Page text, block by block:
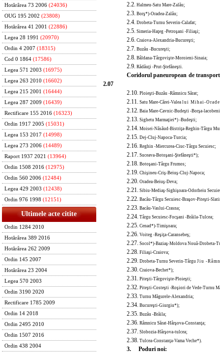
Hotărârea 73 2006 (24036)
OUG 195 2002 (23808)
Hotărârea 41 2001 (22886)
Legea 28 1991 (20970)
Ordin 4 2007 (18315)
Cod 0 1864 (17586)
Legea 571 2003 (16975)
Legea 263 2010 (16602)
Legea 215 2001 (16444)
Legea 287 2009 (16439)
Rectificare 155 2016 (16323)
Ordin 1917 2005 (15031)
Legea 153 2017 (14998)
Legea 273 2006 (14489)
Raport 1937 2021 (13964)
Ordin 1508 2016 (12975)
Ordin 560 2006 (12484)
Legea 429 2003 (12438)
Ordin 976 1998 (12151)
Ultimele acte citite
Ordin 1284 2010
Hotărârea 389 2016
Hotărârea 262 2009
Ordin 145 2007
Hotărârea 23 2004
Legea 570 2003
Ordin 3190 2020
Rectificare 1785 2009
Ordin 14 2018
Ordin 2495 2010
Ordin 1507 2016
Ordin 438 2004
2.2. Halmeu-Satu Mare-Zalău;
2.3. Borş*)-Oradea-Zalău;
2.4. Drobeta-Turnu Severin-Calafat;
2.5. Simeria-Haţeg -Petroşani -Filiaşi;
2.6. Craiova-Alexandria-Bucureşti;
2.7. Buzău -Bucureşti;
2.8. Bâldana-Târgovişte-Moroieni-Sinaia;
2.9. Rădăuţi -Prut-Ştefăneşti.
Coridorul paneuropean de
2.07
2.10. Ploieşti-Buzău -Râmnicu Sărat;
2.11. Satu Mare-Cărei-Valea lui Mihai-
2.12. Baia Mare-Cavnic-Budeşti -Borşa-
2.13. Sighetu Marmaţiei*) -Budeşti;
2.14. Moisei-Năsăud-Bistriţa-Reghin-Târgu
2.15. Dej-Cluj-Napoca-Turcia;
2.16. Reghin -Miercurea-Ciuc-Târgu Secuiesc;
2.17. Suceava-Botoşani-Ştefăneşti*);
2.18. Botoşani-Târgu Frumos;
2.19. Chişineu-Criş-Beiuş-Cluj-Napoca;
2.20. Oradea-Beiuş-Deva;
2.21. Sibiu-Mediaş-Sighişoara-Odorheiu
2.22. Bacău-Târgu Secuiesc-Braşov-Piteşti-
2.23. Bacău-Vaslui-Crasna;
2.24. Târgu Secuiesc-Focşani -Brăila-Tulcea;
2.25. Cenad*)-Timişoara;
2.26. Voiteg -Reşiţa-Caransebeş;
2.27. Socol*)-Baziaş-Moldova Nouă-Drobeta-
2.28. Filiaşi-Craiova;
2.29. Drobeta-Turnu Severin-Târgu Jiu -
2.30. Craiova-Bechet*);
2.31. Piteşti-Târgovişte-Ploieşti;
2.32. Piteşti-Costeşti -Roşiori de Vede-Turnu
2.33. Turnu Măgurele-Alexandria;
2.34. Bucureşti-Giurgiu*);
2.35. Buzău -Brăila;
2.36. Râmnicu Sărat-Hârşova-Constanţa;
2.37. Slobozia-Hârşova-tulcea;
2.38. Tulcea-Constanţa-Vama Veche*).
3. Poduri noi: